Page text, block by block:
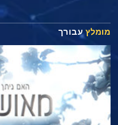
מומלץעבורך